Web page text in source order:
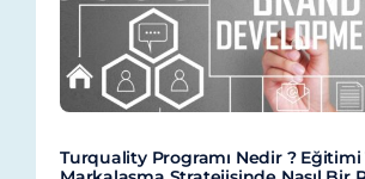
Turquality Programı Nedir ? Eğitimi